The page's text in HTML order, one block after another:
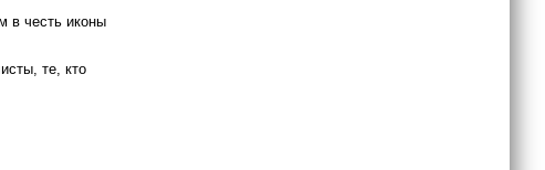
в честь иконы
те, кто